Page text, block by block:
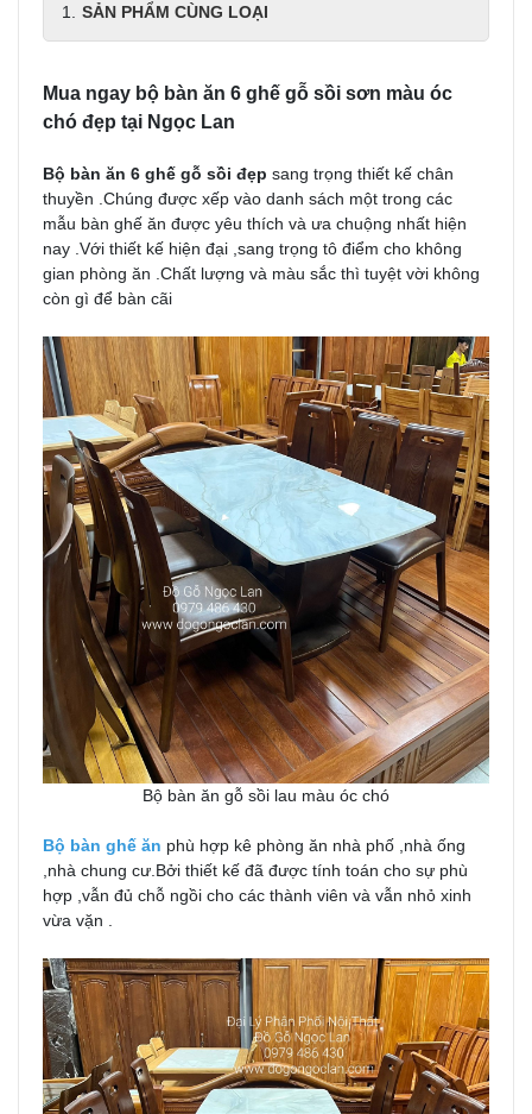
SẢN PHẨM CÙNG LOẠI
Mua ngay bộ bàn ăn 6 ghế gỗ sồi sơn màu óc
chó đẹp tại Ngọc Lan
Bộ bàn ăn 6 ghế gỗ sồi đẹp sang trọng thiết kế chân
thuyền .Chúng được xếp vào danh sách một trong các
mẫu bàn ghế ăn được yêu thích và ưa chuộng nhất hiện
nay .Với thiết kế hiện đại ,sang trọng tô điểm cho không
gian phòng ăn .Chất lượng và màu sắc thì tuyệt vời không
còn gì để bàn cãi
Bộ bàn ăn gỗ sồi lau màu óc chó
Bộ bàn ghế ăn phù hợp kê phòng ăn nhà phố ,nhà ống
,nhà chung cư.Bởi thiết kế đã được tính toán cho sự phù
hợp ,vẫn đủ chỗ ngồi cho các thành viên và vẫn nhỏ xinh
vừa vặn .